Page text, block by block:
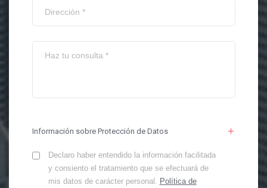
Información sobre Protección de Datos
Declaro haber entendido la información facilitada
y consiento el tratamiento que se efectuará de
mis datos de carácter personal. Política de